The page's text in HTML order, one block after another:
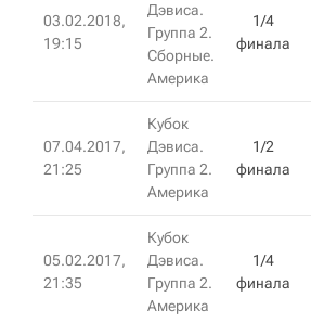
03.02.2018,
19:15
Дэвиса.
Группа 2.
Сборные.
Америка
1/4
финала
07.04.2017,
21:25
Кубок
Дэвиса.
Группа 2.
Америка
1/2
финала
05.02.2017,
21:35
Кубок
Дэвиса.
Группа 2.
Америка
1/4
финала